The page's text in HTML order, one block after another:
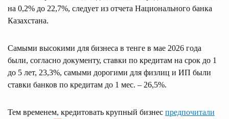
на 0,2% до 22,7%, следует из отчета Национального банка
Казахстана.
Самыми высокими для бизнеса в тенге в мае 2026 года
были, согласно документу, ставки по кредитам на срок до 1
до 5 лет, 23,3%, самыми дорогими для физлиц и ИП были
ставки банков по кредитам до 1 мес. – 26,5%.
Тем временем, кредитовать крупный бизнес предпочитали